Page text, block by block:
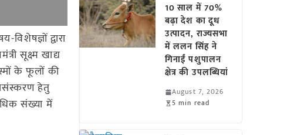
द्वारा
सूक्ष्म खाद्य
के फूलों की
हेतु
संख्या में
10 साल में 70%
बढ़ा देश का दूध
उत्पादन, राज्यसभा
में ललन सिंह ने
गिनाईं पशुपालन
क्षेत्र की उपलब्धियां
August 7, 2026
5 min read